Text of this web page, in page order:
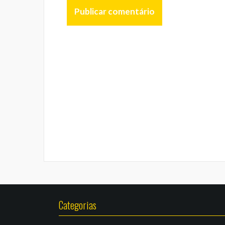
Categorias